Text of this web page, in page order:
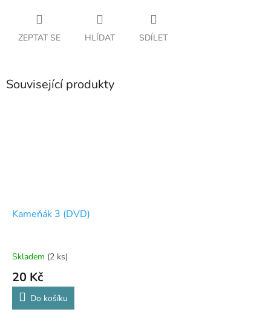
ZEPTAT SE HLÍDAT SDÍLET
Související produkty
Kameňák 3 (DVD)
Skladem (2 ks)
20 Kč
Do košíku